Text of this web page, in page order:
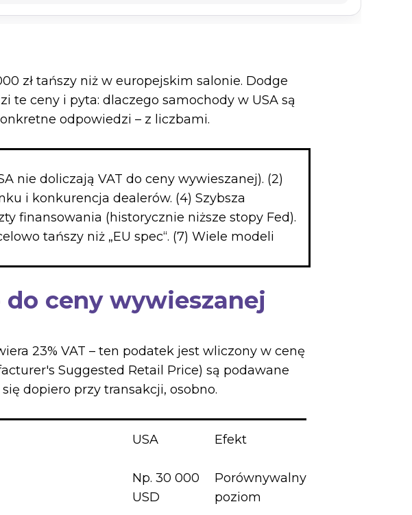
zł tańszy niż w europejskim salonie. Dodge
te ceny i pyta: dlaczego samochody w USA są
odpowiedzi – z liczbami.
nie doliczają VAT do ceny wywieszanej). (2)
i konkurencja dealerów. (4) Szybsza
finansowania (historycznie niższe stopy Fed).
tańszy niż „EU spec“. (7) Wiele modeli
do ceny wywieszanej
23% VAT – ten podatek jest wliczony w cenę
Suggested Retail Price) są podawane
dopiero przy transakcji, osobno.
USA
Efekt
Np. 30 000
USD
Porównywalny
poziom